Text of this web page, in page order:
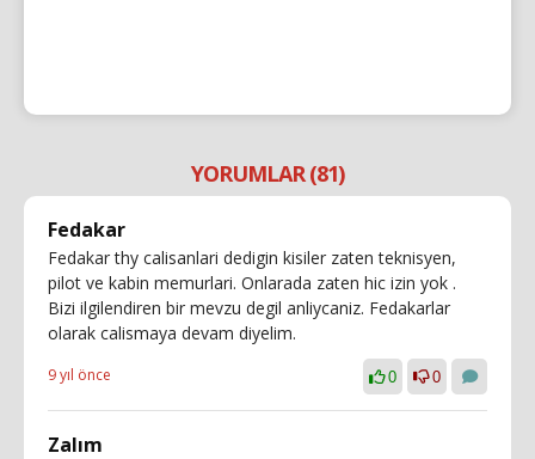
YORUMLAR (81)
Fedakar
Fedakar thy calisanlari dedigin kisiler zaten teknisyen,
pilot ve kabin memurlari. Onlarada zaten hic izin yok .
Bizi ilgilendiren bir mevzu degil anliycaniz. Fedakarlar
olarak calismaya devam diyelim.
9 yıl önce 0 0
Zalım